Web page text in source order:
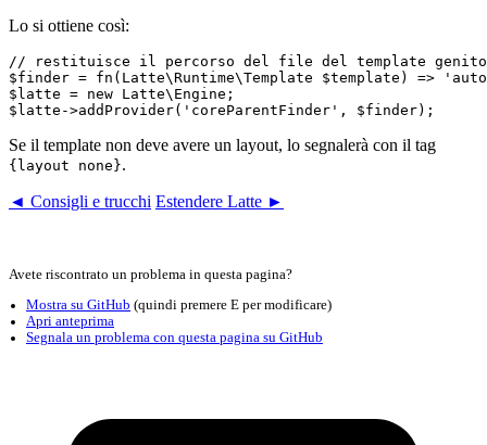
Lo si ottiene così:
// restituisce il percorso del file del template
$finder = fn(Latte\Runtime\Template $template) =>
$latte = new Latte\Engine;
Se il template non deve avere un layout, lo segnalerà con il tag
{layout none}.
◄ Consigli e trucchi Estendere Latte ►